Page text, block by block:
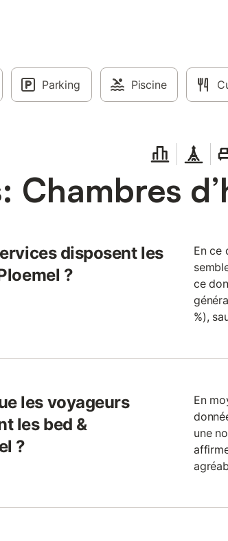
Parking Piscine
Chambres
disposent les
?
En ce
ce
%),
les voyageurs
les bed &
?
En
une